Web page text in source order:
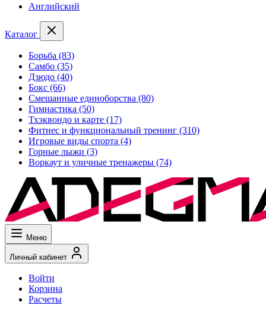
Английский
Каталог
Борьба (83)
Самбо (35)
Дзюдо (40)
Бокс (66)
Смешанные единоборства (80)
Гимнастика (50)
Тхэквондо и карте (17)
Фитнес и функциональный тренинг (310)
Игровые виды спорта (4)
Горные лыжи (3)
Воркаут и уличные тренажеры (74)
Меню
Личный кабинет
Войти
Корзина
Расчеты